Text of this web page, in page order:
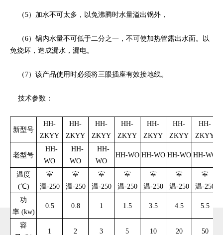
（5）加水不可太多，以免沸腾时水量溢出锅外，
（6）锅内水量不可低于二分之一，不可使加热管露出水面。以
免烧坏，造成漏水，漏电。
（7）该产品使用时必须将三眼插座有效接地线。
技术参数：
新型号
HH-
ZKYY
HH-
ZKYY
HH-
ZKYY
HH-
ZKYY
HH-
ZKYY
HH-
ZKYY
HH-
ZKYY
老型号
HH-
WO
HH-
WO
HH-
WO
HH-WO HH-WO HH-WO HH-WO
温度
(℃)
室
温-250
室
温-250
室
温-250
室
温-250
室
温-250
室
温-250
室
温-250
功
率(kw)
0.5 0.8 1 1.5 3.5 4.5 5.5
容
1 2 3 5 10 20 50